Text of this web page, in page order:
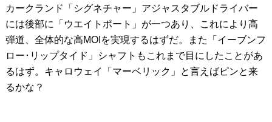
カークランド「シグネチャー」アジャスタブルドライバー
には後部に「ウエイトポート」が一つあり、これにより高
弾道、全体的な高MOIを実現するはずだ。また「イーブンフ
ロー･リップタイド」シャフトもこれまで目にしたことがあ
るはず。キャロウェイ「マーベリック」と言えばピンと来
るかな？